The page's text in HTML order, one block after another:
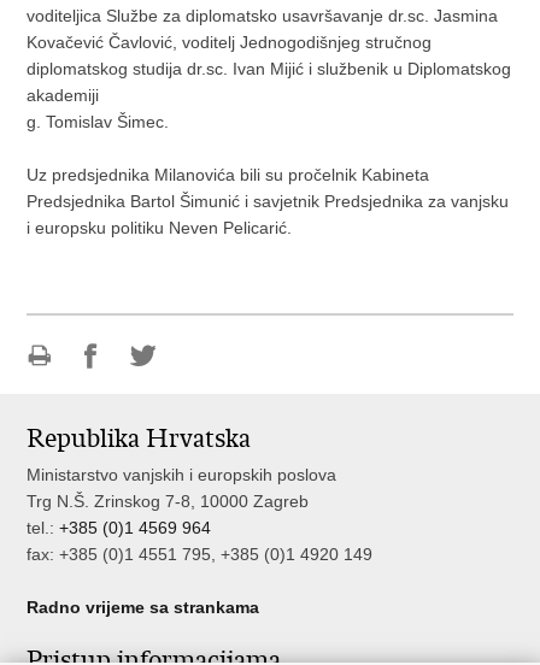
voditeljica Službe za diplomatsko usavršavanje dr.sc. Jasmina
Kovačević Čavlović, voditelj Jednogodišnjeg stručnog
diplomatskog studija dr.sc. Ivan Mijić i službenik u Diplomatskog
akademiji
g. Tomislav Šimec.
Uz predsjednika Milanovića bili su pročelnik Kabineta
Predsjednika Bartol Šimunić i savjetnik Predsjednika za vanjsku
i europsku politiku Neven Pelicarić.
Facebooku
Twitteru
Republika Hrvatska
Ministarstvo vanjskih i europskih poslova
Trg N.Š. Zrinskog 7-8, 10000 Zagreb
tel.:+385 (0)1 4569 964
fax: +385 (0)1 4551 795, +385 (0)1 4920 149
Radno vrijeme sa strankama